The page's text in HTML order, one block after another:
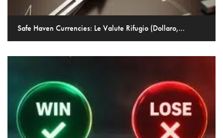
Safe Haven Currencies: Le Valute Rifugio (Dollaro,...